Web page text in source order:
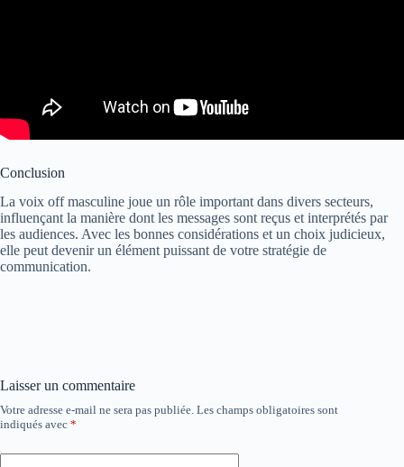
Conclusion
La voix off masculine joue un rôle important dans divers secteurs,
influençant la manière dont les messages sont reçus et interprétés par
les audiences. Avec les bonnes considérations et un choix judicieux,
elle peut devenir un élément puissant de votre stratégie de
communication.
Laisser un commentaire
Votre adresse e-mail ne sera pas publiée. Les champs obligatoires sont
indiqués avec *